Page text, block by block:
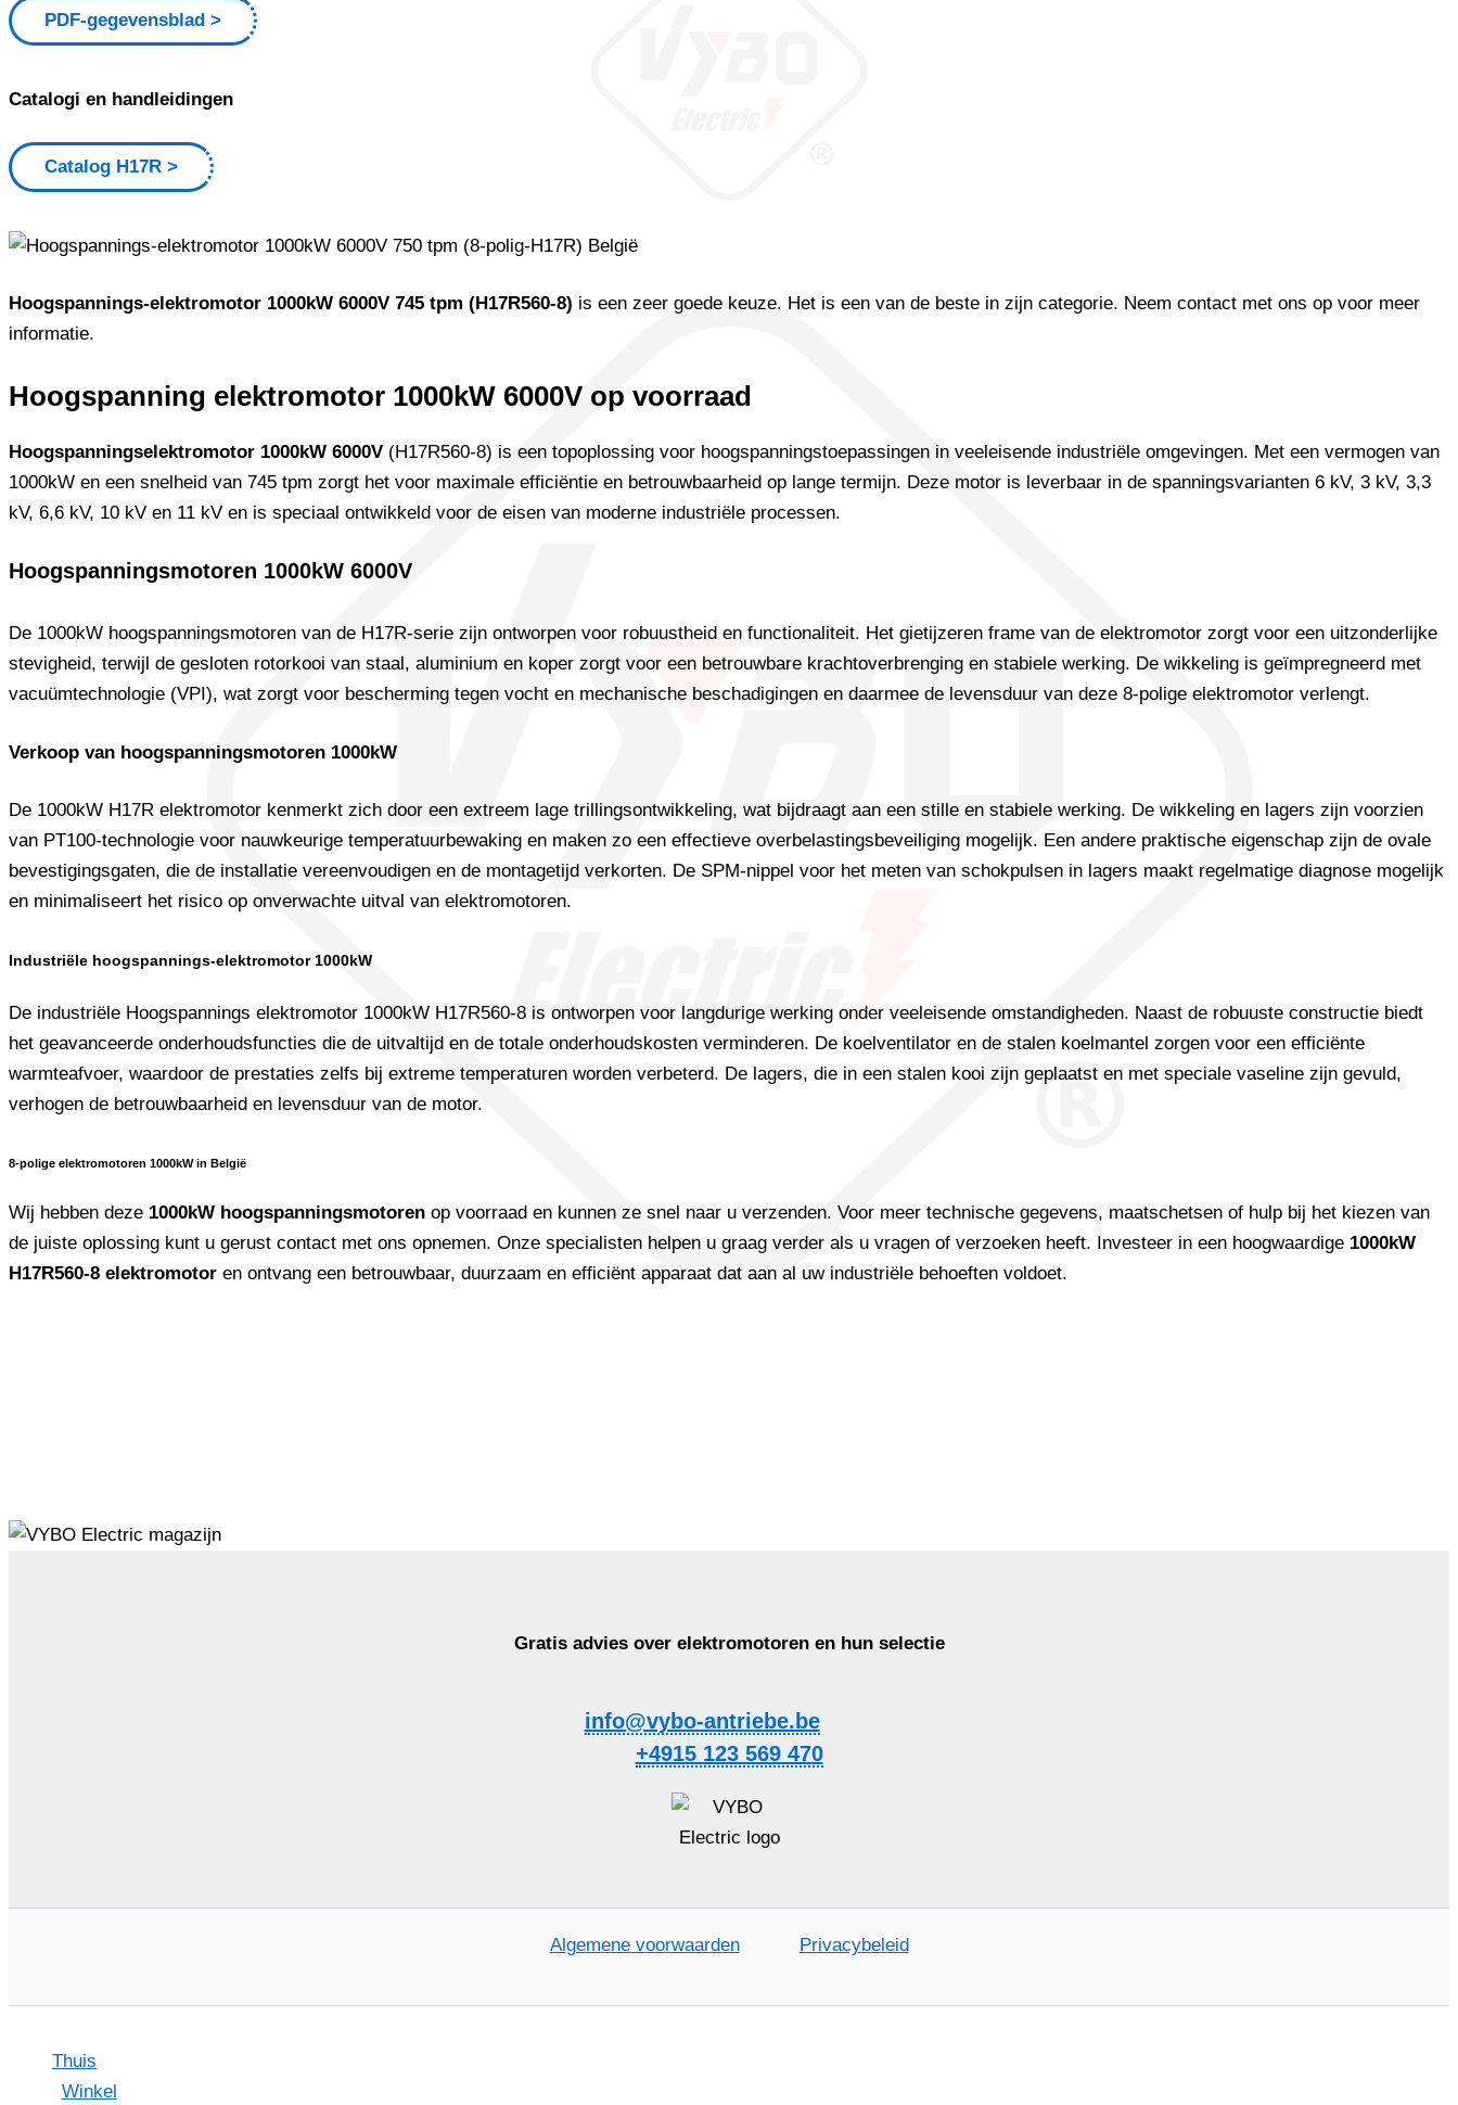
PDF-gegevensblad
Catalogi en handleidingen
Catalog H17R
Hoogspannings-elektromotor 1000kW 6000V 745 tpm (H17R560-8) is een zeer goede keuze. Het is een van de beste in zijn categorie. Neem contact met ons op voor meer
informatie.
Hoogspanning elektromotor 1000kW 6000V op voorraad
Hoogspanningselektromotor 1000kW 6000V (H17R560-8) is een topoplossing voor hoogspanningstoepassingen in veeleisende industriële omgevingen. Met een vermogen van
1000kW en een snelheid van 745 tpm zorgt het voor maximale efficiëntie en betrouwbaarheid op lange termijn. Deze motor is leverbaar in de spanningsvarianten 6 kV, 3 kV, 3,3
kV, 6,6 kV, 10 kV en 11 kV en is speciaal ontwikkeld voor de eisen van moderne industriële processen.
Hoogspanningsmotoren 1000kW 6000V
De 1000kW hoogspanningsmotoren van de H17R-serie zijn ontworpen voor robuustheid en functionaliteit. Het gietijzeren frame van de elektromotor zorgt voor een uitzonderlijke
stevigheid, terwijl de gesloten rotorkooi van staal, aluminium en koper zorgt voor een betrouwbare krachtoverbrenging en stabiele werking. De wikkeling is geïmpregneerd met
vacuümtechnologie (VPI), wat zorgt voor bescherming tegen vocht en mechanische beschadigingen en daarmee de levensduur van deze 8-polige elektromotor verlengt.
Verkoop van hoogspanningsmotoren 1000kW
De 1000kW H17R elektromotor kenmerkt zich door een extreem lage trillingsontwikkeling, wat bijdraagt ​​aan een stille en stabiele werking. De wikkeling en lagers zijn voorzien
van PT100-technologie voor nauwkeurige temperatuurbewaking en maken zo een effectieve overbelastingsbeveiliging mogelijk. Een andere praktische eigenschap zijn de ovale
bevestigingsgaten, die de installatie vereenvoudigen en de montagetijd verkorten. De SPM-nippel voor het meten van schokpulsen in lagers maakt regelmatige diagnose mogelijk
en minimaliseert het risico op onverwachte uitval van elektromotoren.
Industriële hoogspannings-elektromotor 1000kW
De industriële Hoogspannings elektromotor 1000kW H17R560-8 is ontworpen voor langdurige werking onder veeleisende omstandigheden. Naast de robuuste constructie biedt
het geavanceerde onderhoudsfuncties die de uitvaltijd en de totale onderhoudskosten verminderen. De koelventilator en de stalen koelmantel zorgen voor een efficiënte
warmteafvoer, waardoor de prestaties zelfs bij extreme temperaturen worden verbeterd. De lagers, die in een stalen kooi zijn geplaatst en met speciale vaseline zijn gevuld,
verhogen de betrouwbaarheid en levensduur van de motor.
8-polige elektromotoren 1000kW in België
Wij hebben deze 1000kW hoogspanningsmotoren op voorraad en kunnen ze snel naar u verzenden. Voor meer technische gegevens, maatschetsen of hulp bij het kiezen van
de juiste oplossing kunt u gerust contact met ons opnemen. Onze specialisten helpen u graag verder als u vragen of verzoeken heeft. Investeer in een hoogwaardige 1000kW
H17R560-8 elektromotor en ontvang een betrouwbaar, duurzaam en efficiënt apparaat dat aan al uw industriële behoeften voldoet.
Gratis advies over elektromotoren en hun selectie
info@vybo-antriebe.be
+4915 123 569 470
Algemene voorwaarden Privacybeleid
Thuis
Winkel